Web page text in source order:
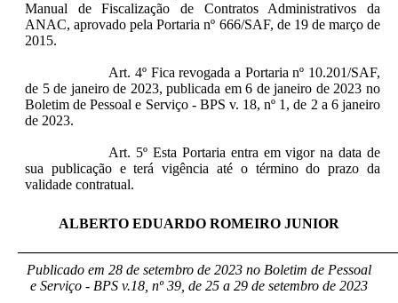
Manual de Fiscalização de Contratos Administrativos da
ANAC, aprovado pela Portaria nº 666/SAF, de 19 de março de
2015.
Art. 4º Fica revogada a Portaria nº 10.201/SAF,
de 5 de janeiro de 2023, publicada em 6 de janeiro de 2023 no
Boletim de Pessoal e Serviço - BPS v. 18, nº 1, de 2 a 6 janeiro
de 2023.
Art. 5º Esta Portaria entra em vigor na data de
sua publicação e terá vigência até o término do prazo da
validade contratual.
ALBERTO EDUARDO ROMEIRO JUNIOR
Publicado em 28 de setembro de 2023 no Boletim de Pessoal
e Serviço - BPS v.18, nº 39, de 25 a 29 de setembro de 2023